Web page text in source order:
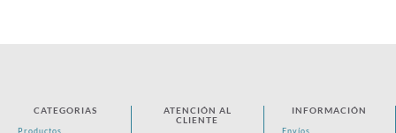
CATEGORIAS
Productos
ATENCIÓN AL
CLIENTE
INFORMACIÓN
Envíos